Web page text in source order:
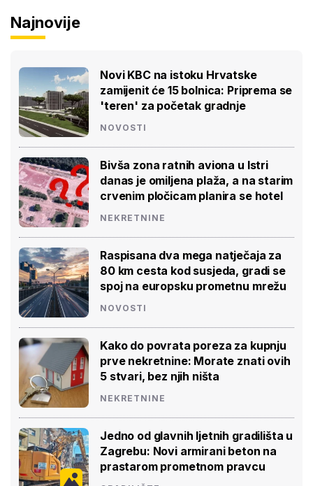
Najnovije
Novi KBC na istoku Hrvatske
zamijenit će 15 bolnica: Priprema se
'teren' za početak gradnje
NOVOSTI
Bivša zona ratnih aviona u Istri
danas je omiljena plaža, a na starim
crvenim pločicam planira se hotel
NEKRETNINE
Raspisana dva mega natječaja za
80 km cesta kod susjeda, gradi se
spoj na europsku prometnu mrežu
NOVOSTI
Kako do povrata poreza za kupnju
prve nekretnine: Morate znati ovih
5 stvari, bez njih ništa
NEKRETNINE
Jedno od glavnih ljetnih gradilišta u
Zagrebu: Novi armirani beton na
prastarom prometnom pravcu